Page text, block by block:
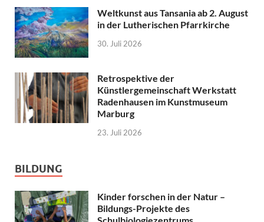
Weltkunst aus Tansania ab 2. August
in der Lutherischen Pfarrkirche
30. Juli 2026
Retrospektive der
Künstlergemeinschaft Werkstatt
Radenhausen im Kunstmuseum
Marburg
23. Juli 2026
BILDUNG
Kinder forschen in der Natur –
Bildungs-Projekte des